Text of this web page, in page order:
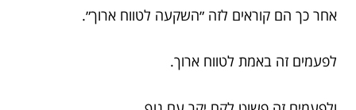
אחר כך הם קוראים לזה ״השקעה לטווח ארוך״.
לפעמים זה באמת לטווח ארוך.